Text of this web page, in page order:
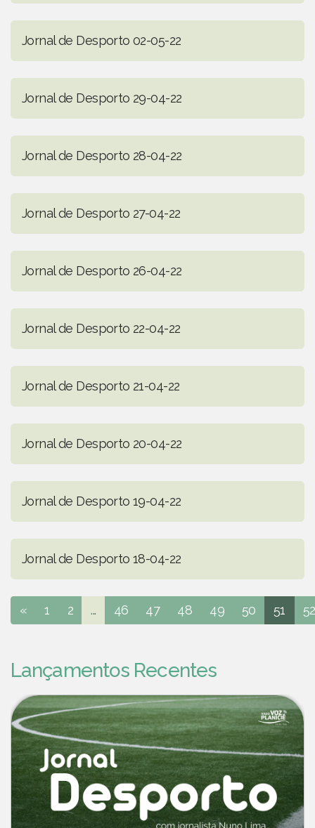
Jornal de Desporto 02-05-22
Jornal de Desporto 29-04-22
Jornal de Desporto 28-04-22
Jornal de Desporto 27-04-22
Jornal de Desporto 26-04-22
Jornal de Desporto 22-04-22
Jornal de Desporto 21-04-22
Jornal de Desporto 20-04-22
Jornal de Desporto 19-04-22
Jornal de Desporto 18-04-22
« 1 2 ... 46 47 48 49 50 51 52
Lançamentos Recentes